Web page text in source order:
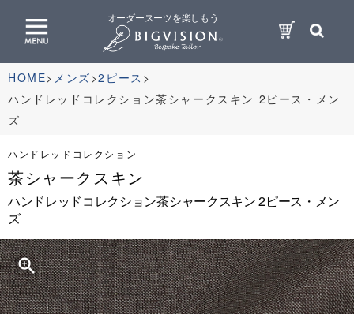
オーダースーツを楽しもう
HOME メンズ 2ピース
ハンドレッドコレクション茶シャークスキン 2ピース・メン
ズ
ハンドレッドコレクション
茶シャークスキン
ハンドレッドコレクション茶シャークスキン 2ピース・メン
ズ
zoom_in